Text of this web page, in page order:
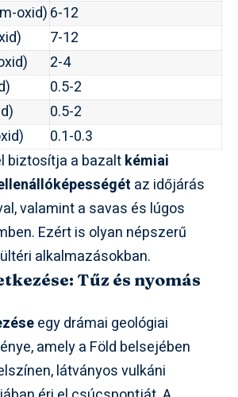
oxid)6-12
7-12
2-4
0.5-2
0.5-2
0.1-0.3
biztosítja a bazaltkémiai
az időjárás
valamint a savas és lúgos
Ezért is olyan népszerű
alkalmazásokban.
Tűz és nyomás
egy drámai geológiai
amely a Föld belsejében
látványos vulkáni